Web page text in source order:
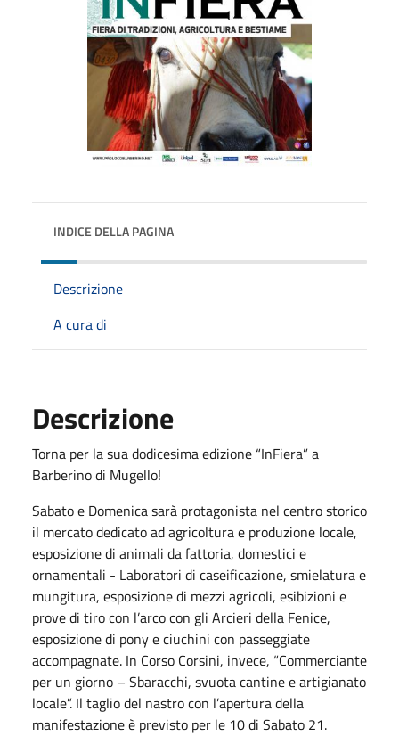
INDICE DELLA PAGINA
Descrizione
A cura di
Descrizione
Torna per la sua dodicesima edizione “InFiera” a
Barberino di Mugello!
Sabato e Domenica sarà protagonista nel centro storico
il mercato dedicato ad agricoltura e produzione locale,
esposizione di animali da fattoria, domestici e
ornamentali - Laboratori di caseificazione, smielatura e
mungitura, esposizione di mezzi agricoli, esibizioni e
prove di tiro con l’arco con gli Arcieri della Fenice,
esposizione di pony e ciuchini con passeggiate
accompagnate. In Corso Corsini, invece, “Commerciante
per un giorno – Sbaracchi, svuota cantine e artigianato
locale”. Il taglio del nastro con l’apertura della
manifestazione è previsto per le 10 di Sabato 21.